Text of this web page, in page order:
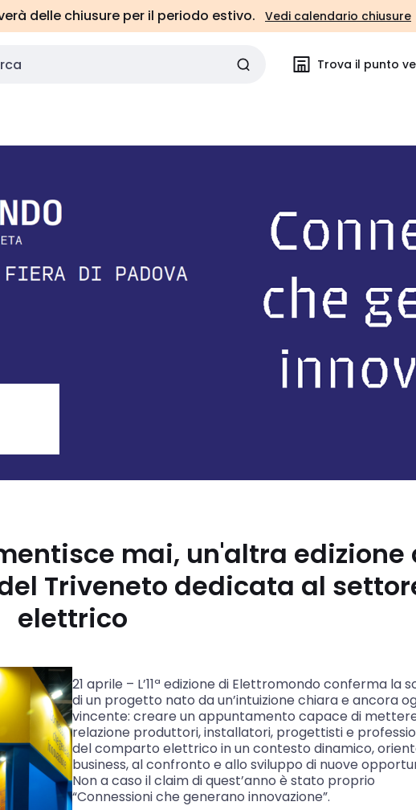
delle chiusure per il periodo estivo. Vedi calendario chiusure
Trova il punto
mai, un'altra edizione
Triveneto dedicata al
elettrico
21 aprile – L’11ª edizione di Elettromondo conferma la
di un progetto nato da un’intuizione chiara e ancora
vincente: creare un appuntamento capace di
relazione produttori, installatori, progettisti e
del comparto elettrico in un contesto dinamico,
business, al confronto e allo sviluppo di nuove
Non a caso il claim di quest’anno è stato proprio
“Connessioni che generano innovazione”.